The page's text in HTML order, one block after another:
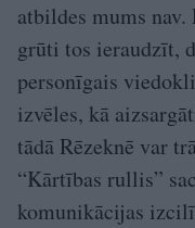
atbildes mums
grūti tos ieraudzīt,
personīgais
izvēles, kā
tādā Rēzeknē var
“Kārtības rullis”
komunikācijas